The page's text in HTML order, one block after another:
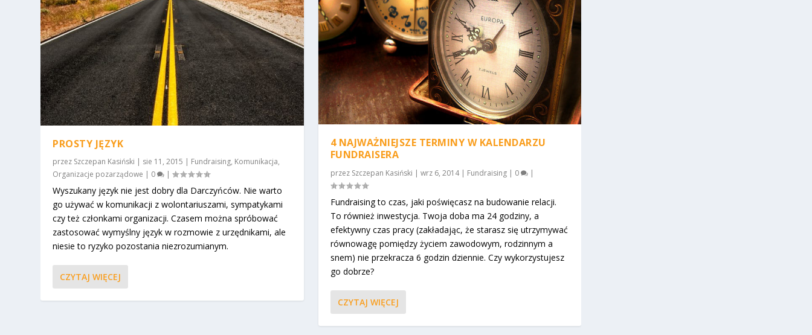
PROSTY JĘZYK
przez Szczepan Kasiński | sie 11, 2015 | Fundraising, Komunikacja,
Organizacje pozarządowe | 0 |
Wyszukany język nie jest dobry dla Darczyńców. Nie warto
go używać w komunikacji z wolontariuszami, sympatykami
czy też członkami organizacji. Czasem można spróbować
zastosować wymyślny język w rozmowie z urzędnikami, ale
niesie to ryzyko pozostania niezrozumianym.
CZYTAJ WIĘCEJ
4 NAJWAŻNIEJSZE TERMINY W KALENDARZU
FUNDRAISERA
przez Szczepan Kasiński | wrz 6, 2014| Fundraising| 0 |
Fundraising to czas, jaki poświęcasz na budowanie relacji.
To również inwestycja. Twoja doba ma 24 godziny, a
efektywny czas pracy (zakładając, że starasz się utrzymywać
równowagę pomiędzy życiem zawodowym, rodzinnym a
snem) nie przekracza 6 godzin dziennie. Czy wykorzystujesz
go dobrze?
CZYTAJ WIĘCEJ